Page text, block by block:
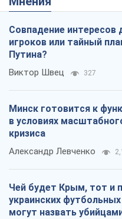
Совпадение интересов
игроков или тайный
Путина?
Виктор Швец 327
Минск готовится к
в условиях
кризиса
Александр Левченко
Чей будет Крым, тот и
украинских
могут назвать